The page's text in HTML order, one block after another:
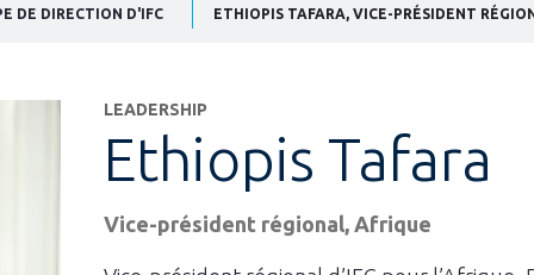
DE DIRECTION D'IFC ETHIOPIS TAFARA, VICE-PRÉSIDENT
LEADERSHIP
Ethiopis Tafara
Vice-président régional, Afrique